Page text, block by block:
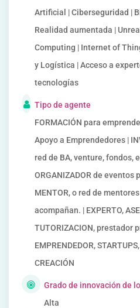
Artificial | Ciberseguridad |
Realidad aumentada |
Computing | Internet of
y Logística | Acceso a
tecnologías
Tipo de agente
FORMACIÓN para
Apoyo a Emprendedores |
red de BA, venture, fondos,
ORGANIZADOR de eventos
MENTOR, o red de
acompañan. | EXPERTO,
TUTORIZACION, prestador
EMPRENDEDOR,
CREACIÓN
Grado de innovación de
Alta